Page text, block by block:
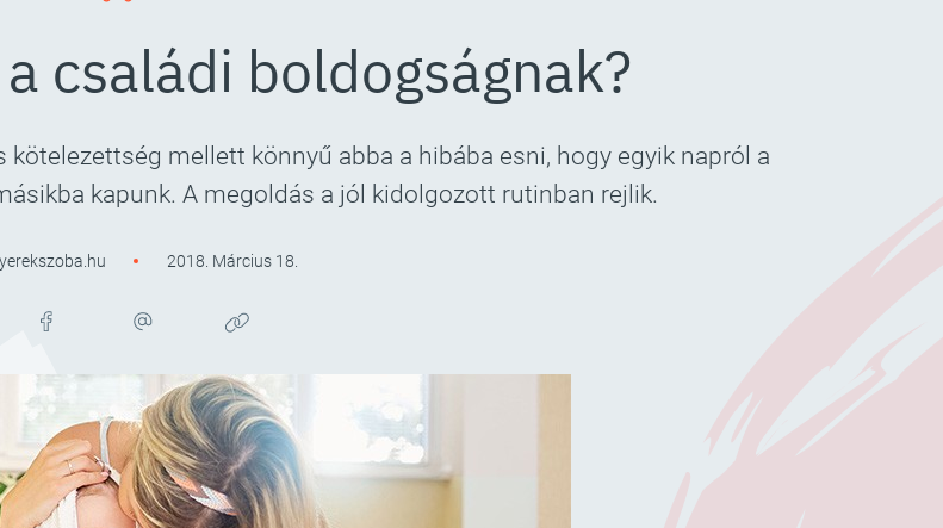
családi boldogságnak?
mellett könnyű abba a hibába esni, hogy egyik napról a
kapunk. A megoldás a jól kidolgozott rutinban rejlik.
2018. Március 18.